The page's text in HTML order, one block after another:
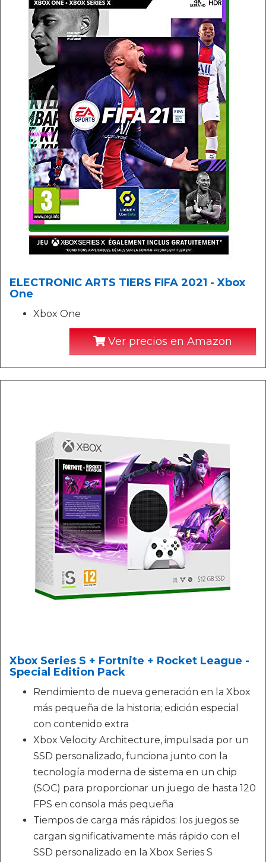
ELECTRONIC ARTS TIERS FIFA 2021 - Xbox
One
Xbox One
Ver precios en Amazon
Xbox Series S + Fortnite + Rocket League -
Special Edition Pack
Rendimiento de nueva generación en la Xbox
más pequeña de la historia; edición especial
con contenido extra
Xbox Velocity Architecture, impulsada por un
SSD personalizado, funciona junto con la
tecnología moderna de sistema en un chip
(SOC) para proporcionar un juego de hasta 120
FPS en consola más pequeña
Tiempos de carga más rápidos: los juegos se
cargan significativamente más rápido con el
SSD personalizado en la Xbox Series S